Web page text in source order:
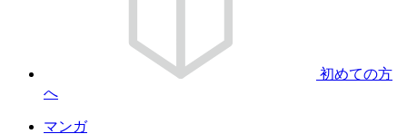
初めての方
へ
マンガ